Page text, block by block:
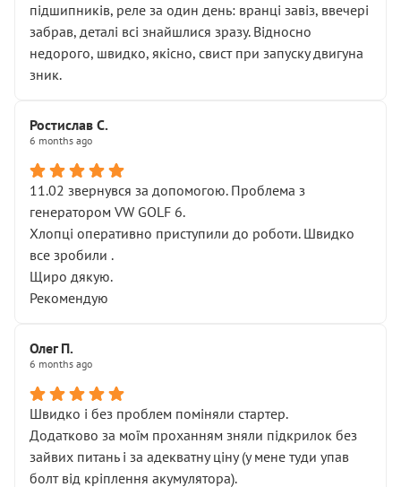
підшипників, реле за один день: вранці завіз, ввечері
забрав, деталі всі знайшлися зразу. Відносно
недорого, швидко, якісно, свист при запуску двигуна
зник.
Ростислав С.
6 months ago
11.02 звернувся за допомогою. Проблема з
генератором VW GOLF 6.
Хлопці оперативно приступили до роботи. Швидко
все зробили .
Щиро дякую.
Рекомендую
Олег П.
6 months ago
Швидко і без проблем поміняли стартер.
Додатково за моїм проханням зняли підкрилок без
зайвих питань і за адекватну ціну (у мене туди упав
болт від кріплення акумулятора).